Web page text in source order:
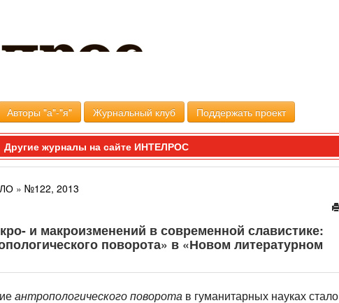
Авторы "а"-"я" Журнальный клуб Поддержать проект
Другие журналы на сайте ИНТЕЛРОС
» №122, 2013
и макроизменений в современной славистике:
поворота» в «Новом литературном
антропологического поворота в гуманитарных науках стало